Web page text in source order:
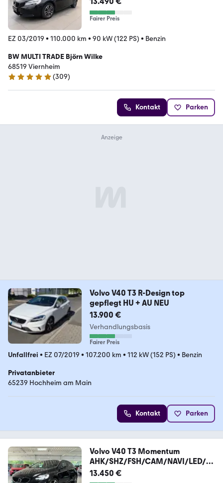
Fairer Preis
EZ 03/2019 • 110.000 km • 90 kW (122 PS) • Benzin
BW MULTI TRADE Björn Wilke
68519 Viernheim
4.9 Sterne
(309)
Kontakt Parken
Volvo V40 T3 R-Design top
gepflegt HU + AU NEU
13.900 €
Verhandlungsbasis
Fairer Preis
Unfallfrei • EZ 07/2019 • 107.200 km • 112 kW (152 PS) • Benzin
Privatanbieter
65239 Hochheim am Main
Kontakt Parken
Volvo V40 T3 Momentum
AHK/SHZ/FSH/CAM/NAVI/LED/KL
IMA
13.450 €